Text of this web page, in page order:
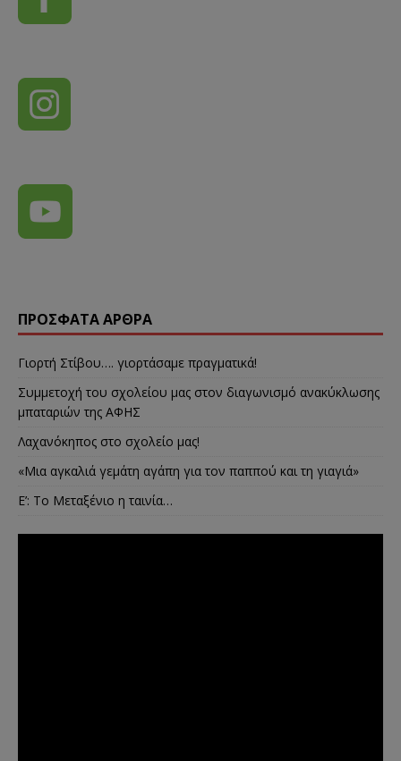
ΠΡΌΣΦΑΤΑ ΆΡΘΡΑ
Γιορτή Στίβου…. γιορτάσαμε πραγματικά!
Συμμετοχή του σχολείου μας στον διαγωνισμό ανακύκλωσης
μπαταριών της ΑΦΗΣ
Λαχανόκηπος στο σχολείο μας!
«Μια αγκαλιά γεμάτη αγάπη για τον παππού και τη γιαγιά»
E’: Το Μεταξένιο η ταινία…